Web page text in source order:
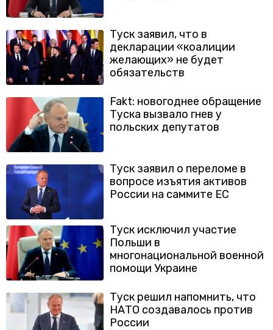
Туск заявил, что в
декларации «коалиции
желающих» не будет
обязательств
Fakt: новогоднее обращение
Туска вызвало гнев у
польских депутатов
Туск заявил о переломе в
вопросе изъятия активов
России на саммите ЕС
Туск исключил участие
Польши в
многонациональной военной
помощи Украине
Туск решил напомнить, что
НАТО создавалось против
России